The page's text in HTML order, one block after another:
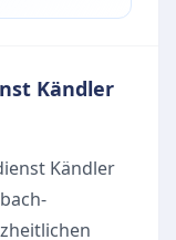
Kändler
Kändler